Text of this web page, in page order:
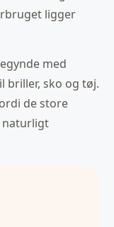
ligger
med
briller, sko og tøj.
de store
naturligt